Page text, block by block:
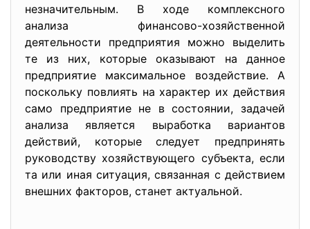
незначительным. В ходе комплексного
анализа финансово-хозяйственной
деятельности предприятия можно выделить
те из них, которые оказывают на данное
предприятие максимальное воздействие. А
поскольку повлиять на характер их действия
само предприятие не в состоянии, задачей
анализа является выработка вариантов
действий, которые следует предпринять
руководству хозяйствующего субъекта, если
та или иная ситуация, связанная с действием
внешних факторов, станет актуальной.